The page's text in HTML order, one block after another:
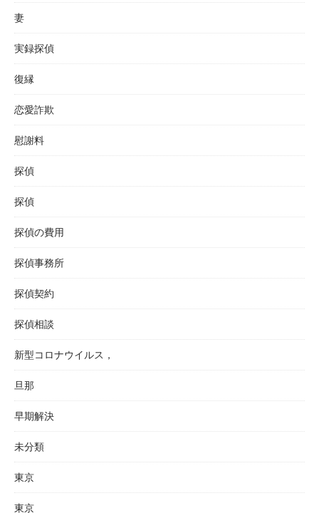
妻
実録探偵
復縁
恋愛詐欺
慰謝料
探偵
探偵
探偵の費用
探偵事務所
探偵契約
探偵相談
新型コロナウイルス，
旦那
早期解決
未分類
東京
東京